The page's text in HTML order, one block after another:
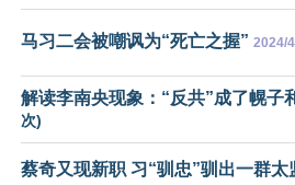
马习二会被嘲讽为“死亡之握” 2024/
解读李南央现象：“反共”成了幌子
次)
蔡奇又现新职 习“驯忠”驯出一群太